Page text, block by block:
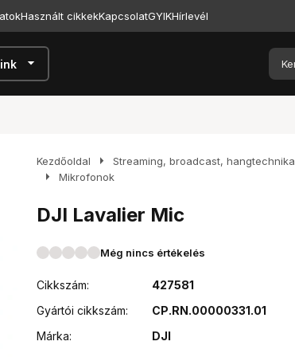
Használt cikkekKapcsolatGYIKHírlevél
arrow_drop_down
Kezdőoldal arrow_right Streaming, broadcast, hangtechnika
arrow_right Mikrofonok
DJI Lavalier Mic
Még nincs értékelés
Cikkszám:
427581
Gyártói cikkszám:
CP.RN.00000331.01
Márka:
DJI